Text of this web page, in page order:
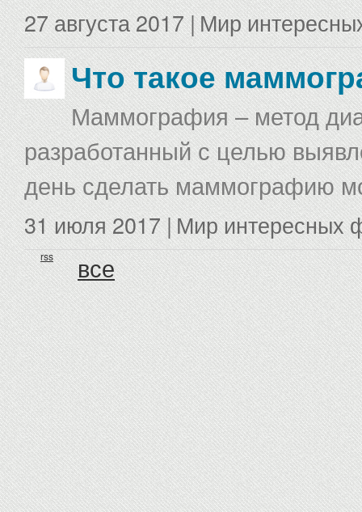
27 августа 2017 |Мир
Что такое
Маммография – метод
разработанный с целью
день сделать маммографию
31 июля 2017 |Мир интересных
rss все